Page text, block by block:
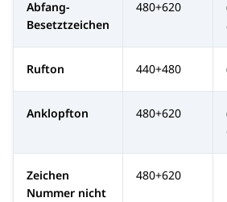
Abfang-
Besetztzeichen
480+620
Rufton 440+480
Anklopfton 480+620
Zeichen
Nummer nicht
480+620